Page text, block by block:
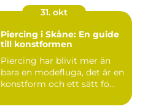
31. okt
Piercing i Skåne: En guide
till konstformen
Piercing har blivit mer än
bara en modefluga, det är en
konstform och ett sätt fö...